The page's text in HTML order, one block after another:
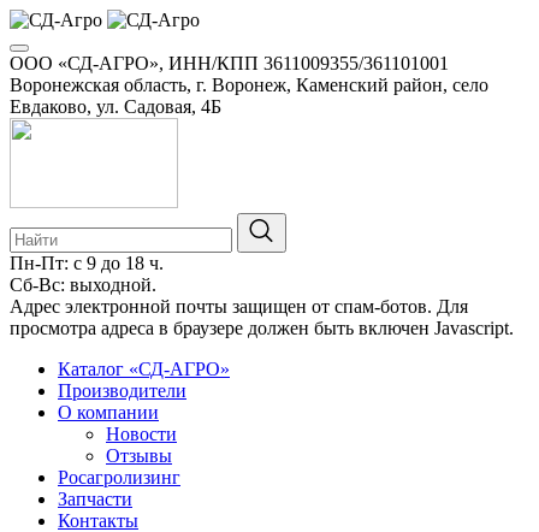
ООО «СД-АГРО», ИНН/КПП 3611009355/361101001
Воронежская область, г. Воронеж, Каменский район, село
Евдаково, ул. Садовая, 4Б
Пн-Пт: с 9 до 18 ч.
Сб-Вс: выходной.
Адрес электронной почты защищен от спам-ботов. Для
просмотра адреса в браузере должен быть включен Javascript.
Каталог «СД-АГРО»
Производители
О компании
Новости
Отзывы
Росагролизинг
Запчасти
Контакты